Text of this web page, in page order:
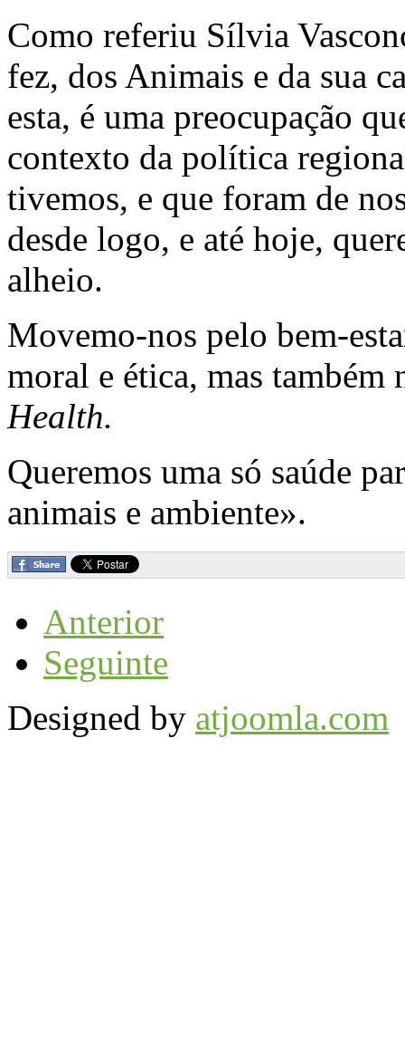
Como referiu Sílvia
fez, dos Animais e da sua
esta, é uma preocupação
contexto da política
tivemos, e que foram de
desde logo, e até hoje,
alheio.
Movemo-nos pelo bem-
moral e ética, mas
Health.
Queremos uma só saúde
animais e ambiente».
Anterior
Seguinte
Designed by atjoomla.com